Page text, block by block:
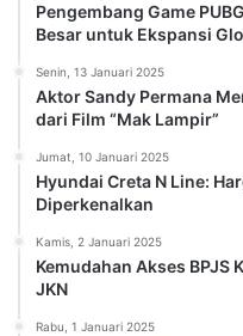
Pengembang Game
Besar untuk Ekspansi
Senin, 13 Januari 2025
Aktor Sandy Permana
dari Film “Mak Lampir”
Jumat, 10 Januari 2025
Hyundai Creta N Line:
Diperkenalkan
Kamis, 2 Januari 2025
Kemudahan Akses
JKN
Rabu, 1 Januari 2025